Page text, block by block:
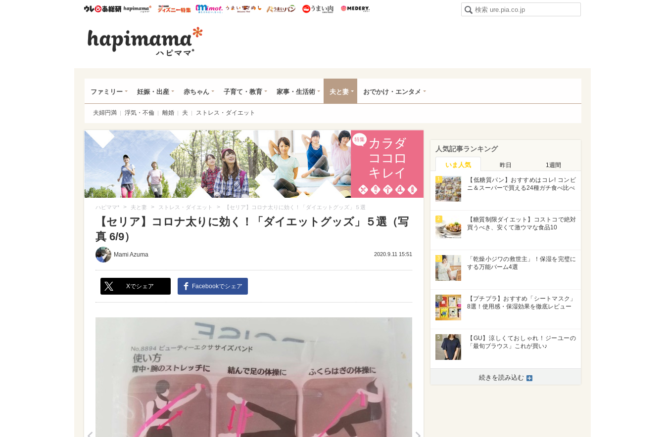
ウレぴあ総研ハピママ* ウレぴあ総研 ディズニー特集
mimot. うまいめし うまいパン うまい肉
ファミリー 妊娠・出産 赤ちゃん 子育て・教育 家事・生活術 夫と妻 おでかけ・エンタメ
夫婦円満 浮気・不倫 離婚 夫 ストレス・ダイエット
ハピママ* > 夫と妻 > ストレス・ダイエット > 【セリア】コロナ太りに効く！「ダイエットグッズ」５選
【セリア】コロナ太りに効く！「ダイエットグッズ」５選（写
真 6/9）
Mami Azuma 2020.9.11 15:51
Xでシェア Facebookでシェア
人気記事ランキング
いま人気 昨日 1週間
1
【低糖質パン】おすすめはコレ! コンビ
ニ＆スーパーで買える24種ガチ食べ比べ
2
【糖質制限ダイエット】コストコで絶対
買うべき、安くて激ウマな食品10
3
「乾燥小ジワの救世主」！保湿を完璧に
する万能バーム4選
4
【プチプラ】おすすめ「シートマスク」
8選！使用感・保湿効果を徹底レビュー
5
【GU】涼しくておしゃれ！ジーユーの
「最旬ブラウス」これが買い♪
続きを読み込む